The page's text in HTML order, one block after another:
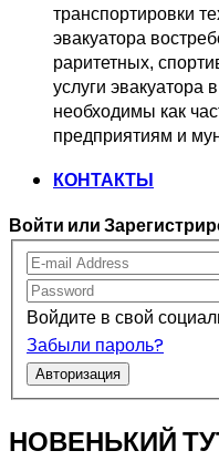
транспортировки
эвакуатора
раритетных,
услуги эвакуатора
необходимы как
предприятиям и
КОНТАКТЫ
Войти или
Войдите в свой
Забыли пароль?
Авторизация
НОВЕНЬКИЙ